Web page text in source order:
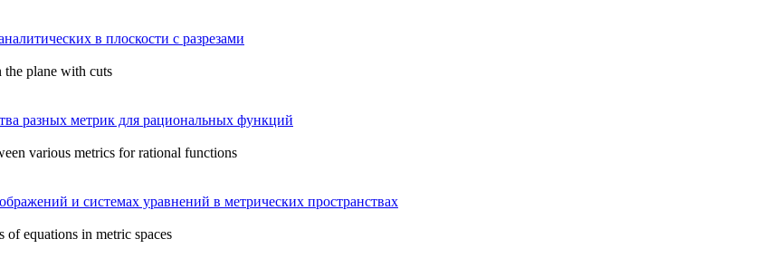
в плоскости с разрезами
plane with cuts
разных метрик для рациональных функций
various metrics for rational functions
и системах уравнений в метрических пространствах
of equations in metric spaces